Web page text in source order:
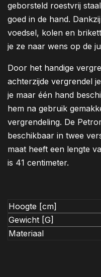
geborsteld roestvrij
goed in de hand.
voedsel, kolen en
je ze naar wens op de
Door het handige
achterzijde vergrendel
je maar één hand
hem na gebruik
vergrendeling. De
beschikbaar in twee
maat heeft een lengte
is 41 centimeter.
Hoogte [cm]
Gewicht [G]
Materiaal